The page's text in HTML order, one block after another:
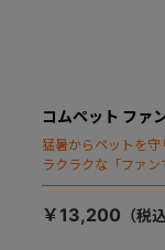
コムペット ファ
猛暑からペットを
ラクラクな「ファン
￥13,200